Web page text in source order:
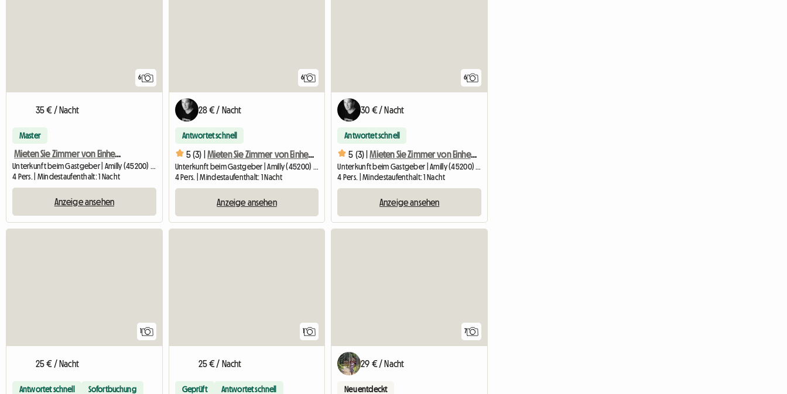
6
35 € / Nacht
Master
Mieten Sie Zimmer von Einheimischen
Unterkunft beim Gastgeber | Amilly (45200) | 10 M2
4 Pers. | Mindestaufenthalt: 1 Nacht
Anzeige ansehen
6
28 € / Nacht
Antwortet schnell
5 (3) | Mieten Sie Zimmer von Einheimischen
Unterkunft beim Gastgeber | Amilly (45200) | 40 M2
4 Pers. | Mindestaufenthalt: 1 Nacht
Anzeige ansehen
6
30 € / Nacht
Antwortet schnell
5 (3) | Mieten Sie Zimmer von Einheimischen
Unterkunft beim Gastgeber | Amilly (45200) | 40 M2
4 Pers. | Mindestaufenthalt: 1 Nacht
Anzeige ansehen
1
25 € / Nacht
Antwortet schnell Sofortbuchung
1
25 € / Nacht
Geprüft Antwortet schnell
7
29 € / Nacht
Neu entdeckt